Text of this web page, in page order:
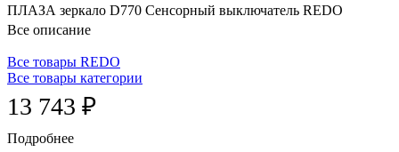
ПЛАЗА зеркало D770 Сенсорный выключатель REDO
Все описание
Все товары REDO
Все товары категории
13 743 ₽
Подробнее